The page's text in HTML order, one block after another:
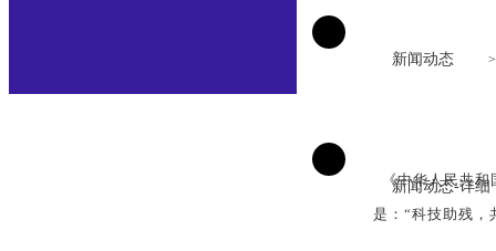
新闻动态
新闻动态-详细
《中华人民共和
是：“科技助残，